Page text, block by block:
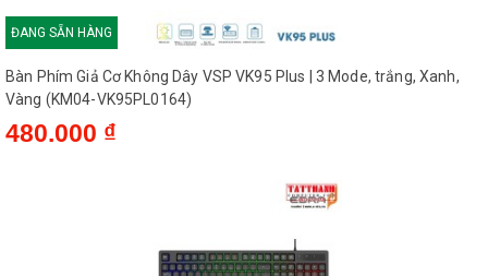
ĐANG SẴN HÀNG
Bàn Phím Giả Cơ Không Dây VSP VK95 Plus | 3 Mode, trắng, Xanh,
Vàng (KM04-VK95PL0164)
480.000 ₫